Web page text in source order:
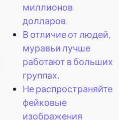
миллионов
долларов.
В отличие от людей,
муравьи лучше
работают в больших
группах.
Не распространяйте
фейковые
изображения